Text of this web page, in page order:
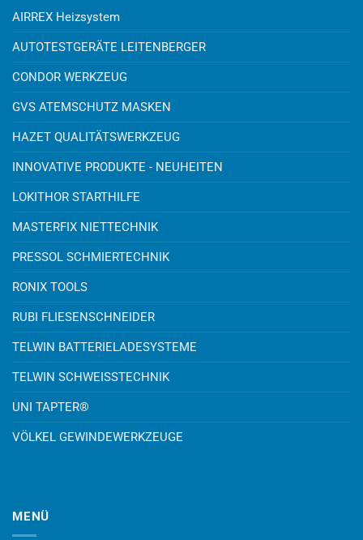
AIRREX Heizsystem
AUTOTESTGERÄTE LEITENBERGER
CONDOR WERKZEUG
GVS ATEMSCHUTZ MASKEN
HAZET QUALITÄTSWERKZEUG
INNOVATIVE PRODUKTE - NEUHEITEN
LOKITHOR STARTHILFE
MASTERFIX NIETTECHNIK
PRESSOL SCHMIERTECHNIK
RONIX TOOLS
RUBI FLIESENSCHNEIDER
TELWIN BATTERIELADESYSTEME
TELWIN SCHWEISSTECHNIK
UNI TAPTER®
VÖLKEL GEWINDEWERKZEUGE
MENÜ